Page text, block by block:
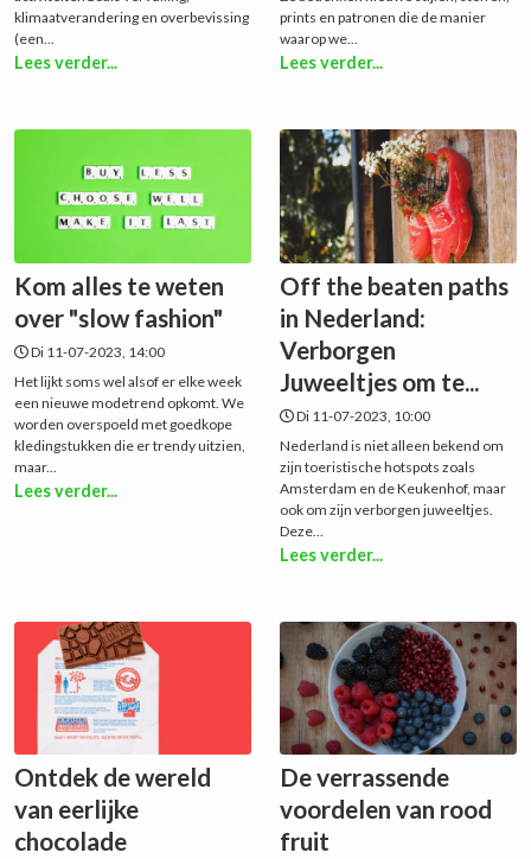
klimaatverandering en overbevissing
(een...
Lees verder...
prints en patronen die de manier
waarop we...
Lees verder...
Kom alles te weten
over "slow fashion"
Di 11-07-2023, 14:00
Het lijkt soms wel alsof er elke week
een nieuwe modetrend opkomt. We
worden overspoeld met goedkope
kledingstukken die er trendy uitzien,
maar...
Lees verder...
Off the beaten paths
in Nederland:
Verborgen
Juweeltjes om te...
Di 11-07-2023, 10:00
Nederland is niet alleen bekend om
zijn toeristische hotspots zoals
Amsterdam en de Keukenhof, maar
ook om zijn verborgen juweeltjes.
Deze...
Lees verder...
Ontdek de wereld
van eerlijke
chocolade
De verrassende
voordelen van rood
fruit